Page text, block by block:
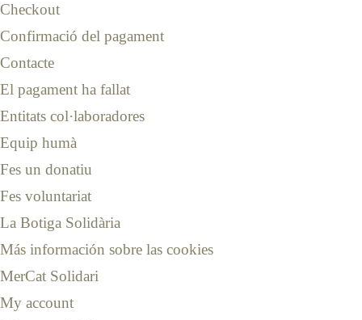
Checkout
Confirmació del pagament
Contacte
El pagament ha fallat
Entitats col·laboradores
Equip humà
Fes un donatiu
Fes voluntariat
La Botiga Solidària
Más información sobre las cookies
MerCat Solidari
My account